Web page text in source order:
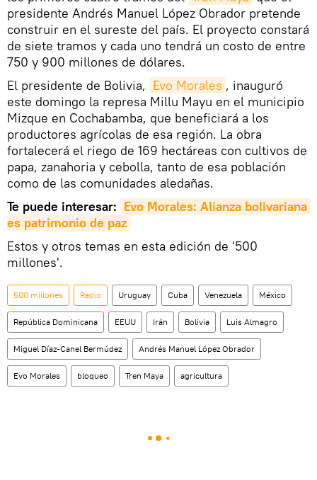
presidente Andrés Manuel López Obrador pretende
construir en el sureste del país. El proyecto constará
de siete tramos y cada uno tendrá un costo de entre
750 y 900 millones de dólares.
El presidente de Bolivia, Evo Morales , inauguró
este domingo la represa Millu Mayu en el municipio
Mizque en Cochabamba, que beneficiará a los
productores agrícolas de esa región. La obra
fortalecerá el riego de 169 hectáreas con cultivos de
papa, zanahoria y cebolla, tanto de esa población
como de las comunidades aledañas.
Te puede interesar: Evo Morales: Alianza bolivariana
es patrimonio de paz
Estos y otros temas en esta edición de '500
millones'.
500 millones Radio Uruguay Cuba Venezuela México
República Dominicana EEUU Irán Bolivia Luis Almagro
Miguel Díaz-Canel Bermúdez Andrés Manuel López Obrador
Evo Morales bloqueo Tren Maya agricultura